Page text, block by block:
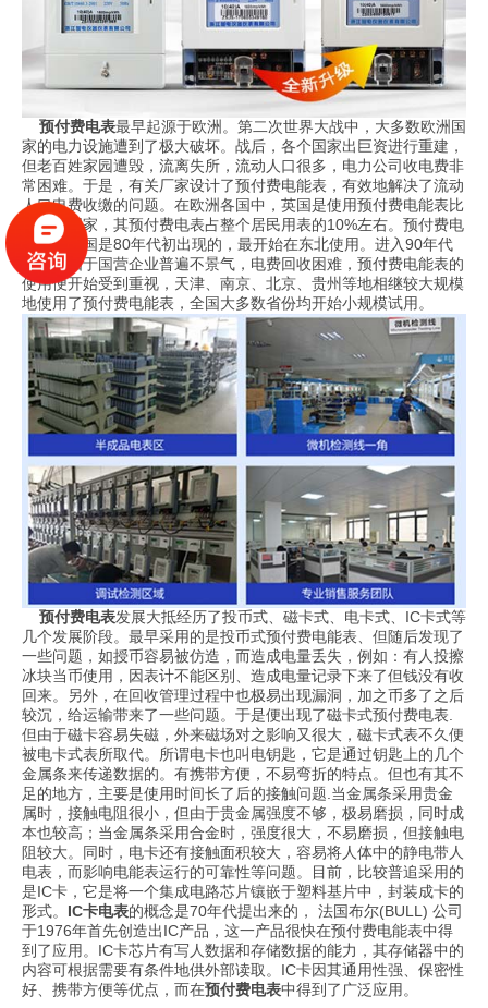
预付费电表最早起源于欧洲。第二次世界大战中，大多数欧洲国
家的电力设施遭到了极大破坏。战后，各个国家出巨资进行重建，
但老百姓家园遭毁，流离失所，流动人口很多，电力公司收电费非
常困难。于是，有关厂家设计了预付费电能表，有效地解决了流动
人口电费收缴的问题。在欧洲各国中，英国是使用预付费电能表比
较多的国家，其预付费电表占整个居民用表的10%左右。预付费电
能表在我国是80年代初出现的，最开始在东北使用。进入90年代
以后，由于国营企业普遍不景气，电费回收困难，预付费电能表的
使用便开始受到重视，天津、南京、北京、贵州等地相继较大规模
地使用了预付费电能表，全国大多数省份均开始小规模试用。
预付费电表发展大抵经历了投币式、磁卡式、电卡式、IC卡式等
几个发展阶段。最早采用的是投币式预付费电能表、但随后发现了
一些问题，如授币容易被仿造，而造成电量丢失，例如：有人投擦
冰块当币使用，因表计不能区别、造成电量记录下来了但钱没有收
回来。另外，在回收管理过程中也极易出现漏洞，加之币多了之后
较沉，给运输带来了一些问题。于是便出现了磁卡式预付费电表.
但由于磁卡容易失磁，外来磁场对之影响又很大，磁卡式表不久便
被电卡式表所取代。所谓电卡也叫电钥匙，它是通过钥匙上的几个
金属条来传递数据的。有携带方便，不易弯折的特点。但也有其不
足的地方，主要是使用时间长了后的接触问题.当金属条采用贵金
属时，接触电阻很小，但由于贵金属强度不够，极易磨损，同时成
本也较高；当金属条采用合金时，强度很大，不易磨损，但接触电
阻较大。同时，电卡还有接触面积较大，容易将人体中的静电带人
电表，而影响电能表运行的可靠性等问题。目前，比较普追采用的
是IC卡，它是将一个集成电路芯片镶嵌于塑料基片中，封装成卡的
形式。 IC卡电表的概念是70年代提出来的， 法国布尔(BULL) 公司
于1976年首先创造出IC产品，这一产品很快在预付费电能表中得
到了应用。IC卡芯片有写人数据和存储数据的能力，其存储器中的
内容可根据需要有条件地供外部读取。IC卡因其通用性强、保密性
好、携带方便等优点，而在预付费电表中得到了广泛应用。